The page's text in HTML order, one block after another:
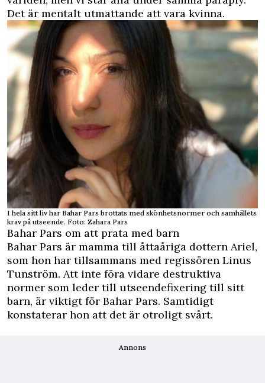
Det är mentalt utmattande att vara kvinna.
I hela sitt liv har Bahar Pars brottats med skönhetsnormer och samhällets
krav på utseende. Foto: Zahara Pars
Bahar Pars om att prata med barn
Bahar Pars är mamma till åttaåriga dottern Ariel,
som hon har tillsammans med regissören Linus
Tunström. Att inte föra vidare destruktiva
normer som leder till utseendefixering till sitt
barn, är viktigt för Bahar Pars. Samtidigt
konstaterar hon att det är otroligt svårt.
Annons